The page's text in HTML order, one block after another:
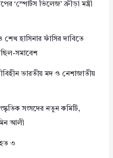
‘স্পোর্টস ভিলেজ’ ক্রীড়া মন্ত্রী
শেখ হাসিনার ফাঁসির দাবিতে
সমাবেশ
ভারতীয় মদ ও নেশাজাতীয়
সংসদের নতুন কমিটি,
আলী
৩